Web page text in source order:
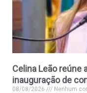
Celina Leão reúne
inauguração de
08/08/2026 Nenhum